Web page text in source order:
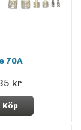
70A
kr
Köp